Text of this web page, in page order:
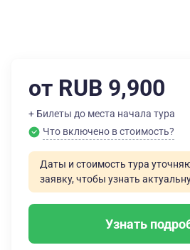
от RUB 9,900
+ Билеты до места начала тура
Что включено в стоимость?
Даты и стоимость тура
заявку, чтобы узнать
Узнать